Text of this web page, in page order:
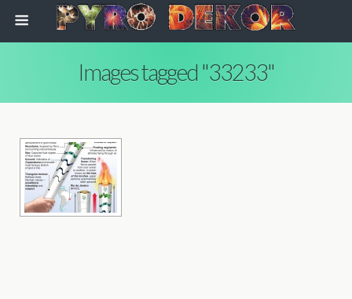
Images tagged "33233"